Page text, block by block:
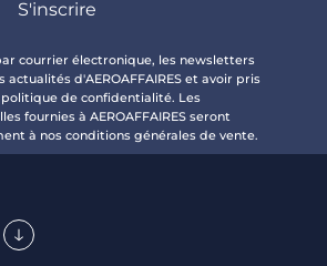
courrier électronique, les newsletters
d'AEROAFFAIRES et avoir pris
de confidentialité. Les
fournies à AEROAFFAIRES seront
à nos conditions générales de vente.